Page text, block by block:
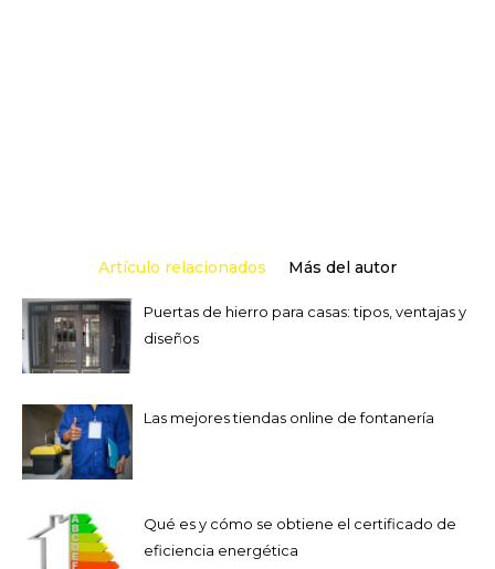
Artículo relacionados Más del autor
Puertas de hierro para casas: tipos, ventajas y
diseños
Las mejores tiendas online de fontanería
Qué es y cómo se obtiene el certificado de
eficiencia energética